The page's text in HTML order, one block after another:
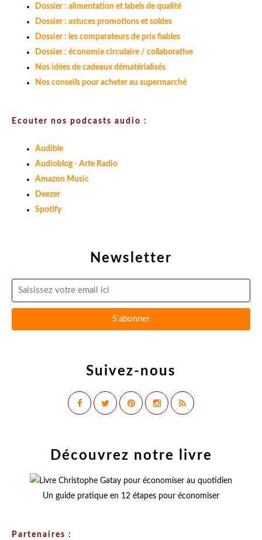
Newsletter
Suivez-nous
Dossier : alimentation et labels de qualité
Dossier : astuces promotions et soldes
Dossier : les comparateurs de prix fiables
Dossier : économie circulaire / collaborative
Nos idées de cadeaux dématérialisés
Nos conseils pour acheter au supermarché
Ecouter nos podcasts audio :
Audible
Audioblog - Arte Radio
Amazon Music
Deezer
Spotify
Découvrez notre livre
Un guide pratique en 12 étapes pour économiser
Partenaires :